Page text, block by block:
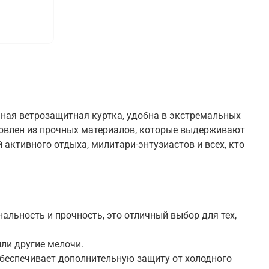
ветрозащитная куртка, удобна в экстремальных
из прочных материалов, которые выдерживают
отдыха, милитари-энтузиастов и всех, кто
и прочность, это отличный выбор для тех,
другие мелочи.
дополнительную защиту от холодного